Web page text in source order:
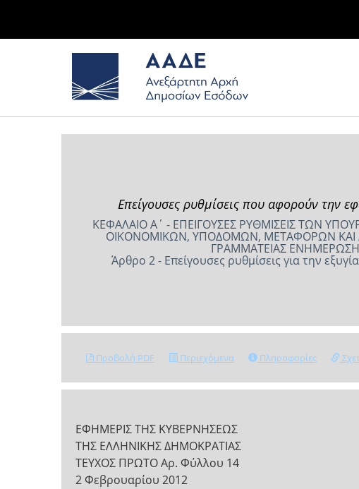
Επείγουσες ρυθμίσεις που αφορούν την
ΚΕΦΑΛΑΙΟ Α΄ - ΕΠΕΙΓΟΥΣΕΣ ΡΥΘΜΙΣΕΙΣ ΤΩΝ
ΟΙΚΟΝΟΜΙΚΩΝ, ΥΠΟΔΟΜΩΝ, ΜΕΤΑΦΟΡΩΝ ΚΑΙ
ΓΡΑΜΜΑΤΕΙΑΣ
Άρθρο 2 - Επείγουσες ρυθμίσεις για την
Προβολή PDF Περιεχόμενα Πληροφορίες
ΕΦΗΜΕΡΙΣ ΤΗΣ ΚΥΒΕΡΝΗΣΕΩΣ
ΤΗΣ ΕΛΛΗΝΙΚΗΣ ΔΗΜΟΚΡΑΤΙΑΣ
ΤΕΥΧΟΣ ΠΡΩΤΟ Αρ. Φύλλου 14
2 Φεβρουαρίου 2012